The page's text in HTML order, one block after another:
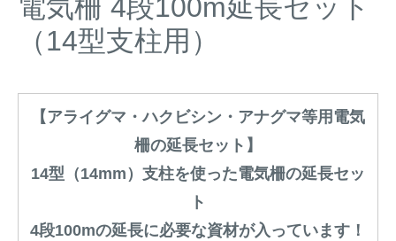
電気柵 4段100m延長セット
（14型支柱用）
【アライグマ・ハクビシン・アナグマ等用電気
柵の延長セット】
14型（14mm）支柱を使った電気柵の延長セッ
ト
4段100mの延長に必要な資材が入っています！